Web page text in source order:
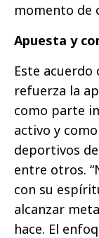
momento de
Apuesta y
Este
refuerza la
como parte
activo y
deportivos
entre otros.
con su
alcanzar
hace. El